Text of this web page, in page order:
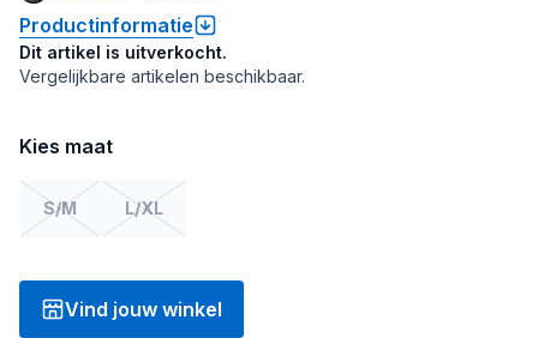
Productinformatie
Dit artikel is uitverkocht.
Vergelijkbare artikelen beschikbaar.
Kies maat
S/M L/XL
Vind jouw winkel